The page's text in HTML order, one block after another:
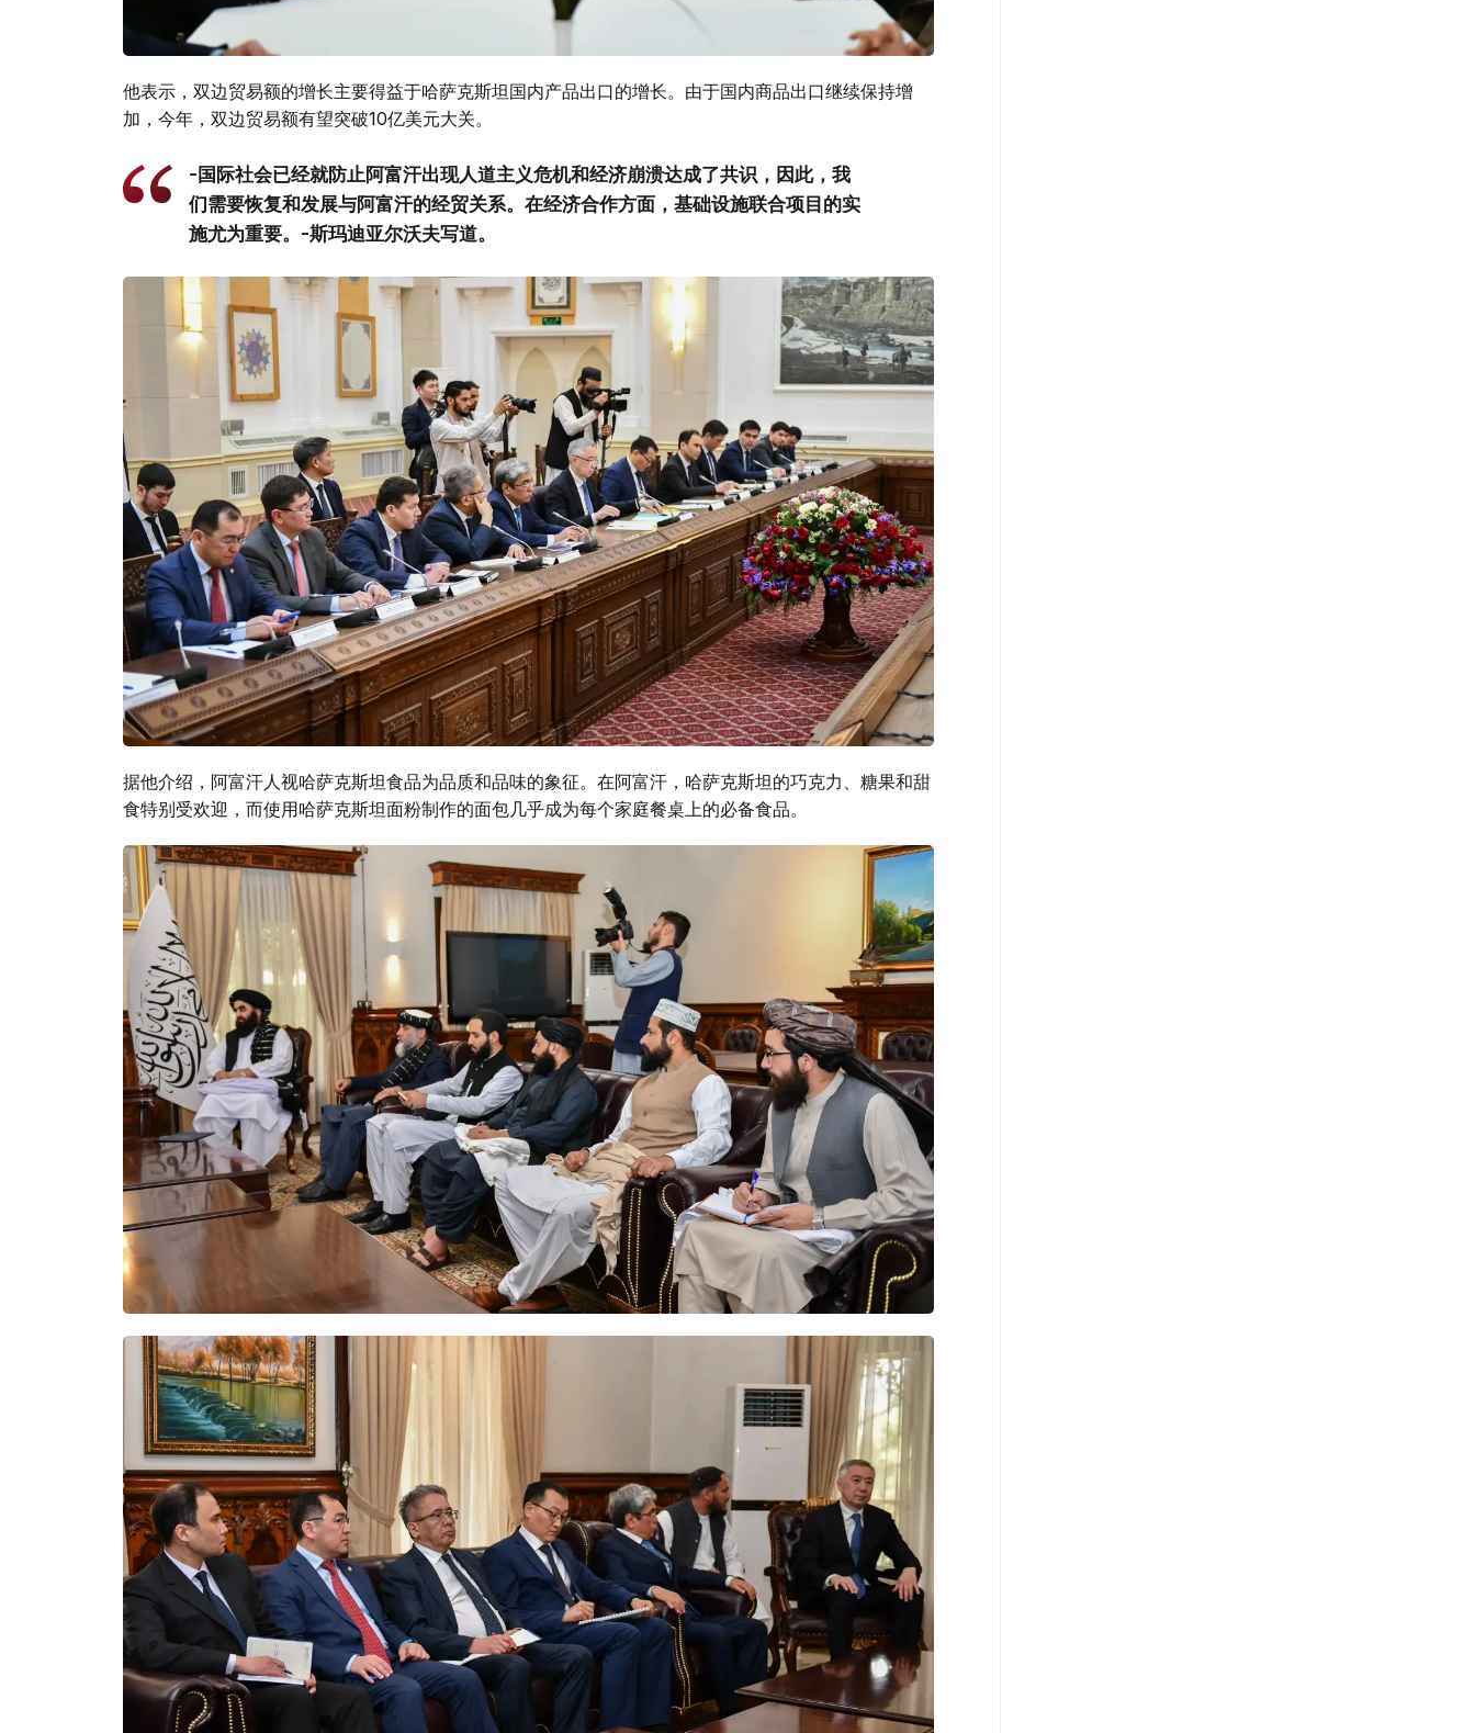
他表示，双边贸易额的增长主要得益于哈萨克斯坦国内产品出口的增长。由于国内商品出口继续保持增
加，今年，双边贸易额有望突破10亿美元大关。
-国际社会已经就防止阿富汗出现人道主义危机和经济崩溃达成了共识，因此，我
们需要恢复和发展与阿富汗的经贸关系。在经济合作方面，基础设施联合项目的实
施尤为重要。-斯玛迪亚尔沃夫写道。
据他介绍，阿富汗人视哈萨克斯坦食品为品质和品味的象征。在阿富汗，哈萨克斯坦的巧克力、糖果和甜
食特别受欢迎，而使用哈萨克斯坦面粉制作的面包几乎成为每个家庭餐桌上的必备食品。